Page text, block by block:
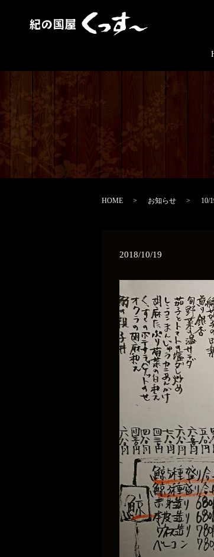
HOME お知らせ 10/
2018/10/19